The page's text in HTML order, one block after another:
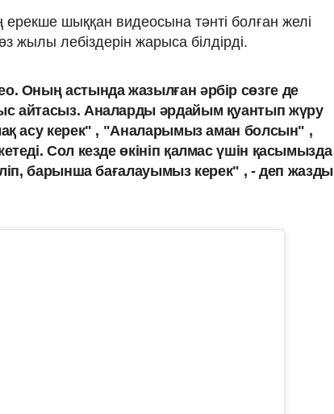
шыққан видеосына тәнті болған желі
жылы лебіздерін жарыса білдірді.
Оның астында жазылған әрбір сөзге де
айтасыз. Аналарды әрдайым қуантып жүру
асу керек" , "Аналарымыз аман болсын" ,
Сол кезде өкініп қалмас үшін қасымызда
барынша бағалауымыз керек" , - деп жазды